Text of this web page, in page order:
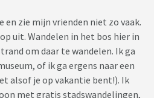
en zie mijn vrienden niet zo vaak.
uit. Wandelen in het bos hier in
om daar te wandelen. Ik ga
of ik ga ergens naar een
alsof je op vakantie bent!). Ik
met gratis stadswandelingen,